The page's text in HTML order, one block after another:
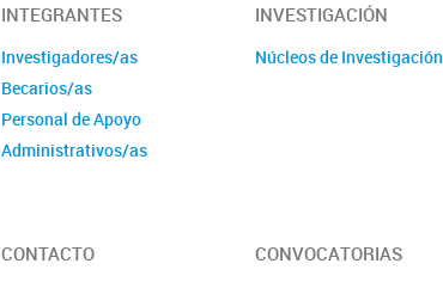
INTEGRANTES
Investigadores/as
Becarios/as
Personal de Apoyo
Administrativos/as
INVESTIGACIÓN
Núcleos de Investigación
CONTACTO CONVOCATORIAS